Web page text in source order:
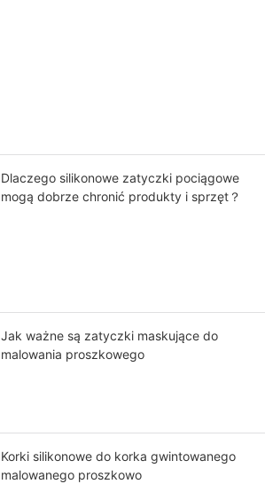
Dlaczego silikonowe zatyczki pociągowe
mogą dobrze chronić produkty i sprzęt？
Jak ważne są zatyczki maskujące do
malowania proszkowego
Korki silikonowe do korka gwintowanego
malowanego proszkowo